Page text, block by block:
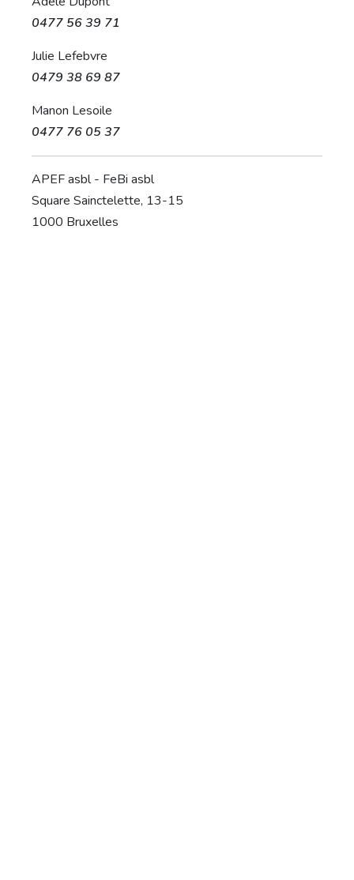
0477 56 39 71
Julie Lefebvre
0479 38 69 87
Manon Lesoile
0477 76 05 37
APEF asbl - FeBi asbl
Square Sainctelette, 13-15
1000 Bruxelles